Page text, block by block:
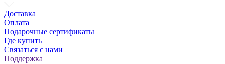
Доставка
Оплата
Подарочные сертификаты
Где купить
Связаться с нами
Поддержка